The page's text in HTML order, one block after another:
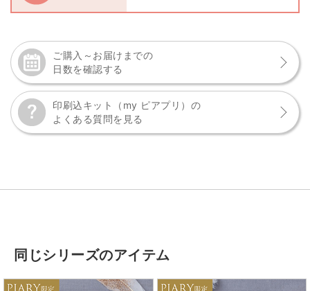
ご購入～お届けまでの
日数を確認する
印刷込キット（my ピアプリ）の
よくある質問を見る
同じシリーズのアイテム